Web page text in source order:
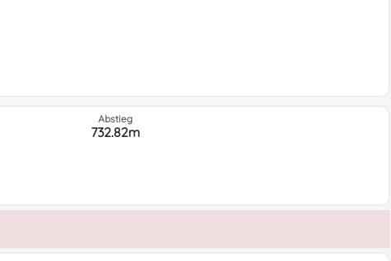
Abstieg
732.82m